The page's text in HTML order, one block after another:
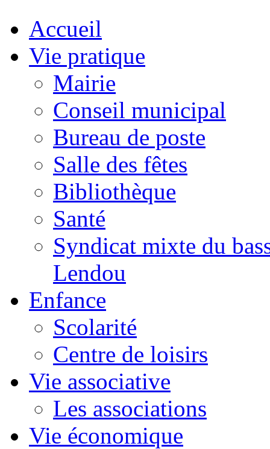
Accueil
Vie pratique
Mairie
Conseil municipal
Bureau de poste
Salle des fêtes
Bibliothèque
Santé
Syndicat mixte du
Lendou
Enfance
Scolarité
Centre de loisirs
Vie associative
Les associations
Vie économique